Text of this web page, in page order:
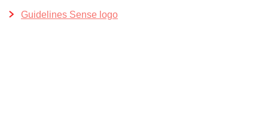
Guidelines Sense logo